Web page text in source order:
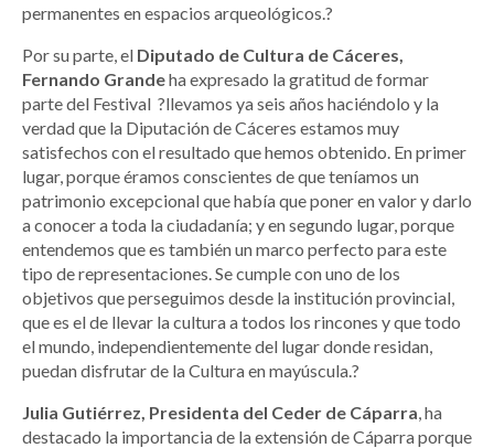
permanentes en espacios arqueológicos.?
Por su parte, el Diputado de Cultura de Cáceres,
Fernando Grandeha expresado la gratitud de formar
parte del Festival ?llevamos ya seis años haciéndolo y la
verdad que la Diputación de Cáceres estamos muy
satisfechos con el resultado que hemos obtenido. En primer
lugar, porque éramos conscientes de que teníamos un
patrimonio excepcional que había que poner en valor y darlo
a conocer a toda la ciudadanía; y en segundo lugar, porque
entendemos que es también un marco perfecto para este
tipo de representaciones. Se cumple con uno de los
objetivos que perseguimos desde la institución provincial,
que es el de llevar la cultura a todos los rincones y que todo
el mundo, independientemente del lugar donde residan,
puedan disfrutar de la Cultura en mayúscula.?
Julia Gutiérrez, Presidenta del Ceder de Cáparra, ha
destacado la importancia de la extensión de Cáparra porque